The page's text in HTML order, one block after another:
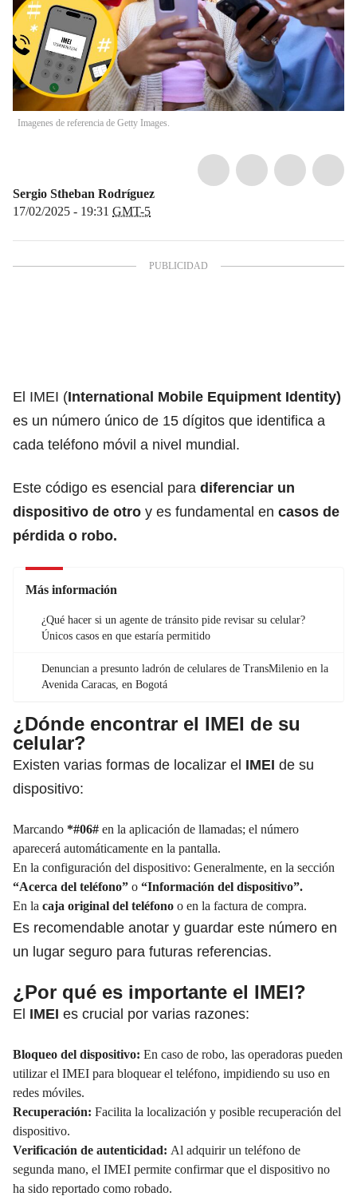
Imagenes de referencia de Getty Images.
Sergio Stheban Rodríguez
17/02/2025 - 19:31 GMT-5
El IMEI (International Mobile Equipment Identity)
es un número único de 15 dígitos que identifica a
cada teléfono móvil a nivel mundial.
Este código es esencial para diferenciar un
dispositivo de otro y es fundamental en casos de
pérdida o robo.
Más información
¿Qué hacer si un agente de tránsito pide revisar su celular?
Únicos casos en que estaría permitido
Denuncian a presunto ladrón de celulares de TransMilenio en la
Avenida Caracas, en Bogotá
¿Dónde encontrar el IMEI de su
celular?
Existen varias formas de localizar el IMEI de su
dispositivo:
Marcando *#06# en la aplicación de llamadas; el número
aparecerá automáticamente en la pantalla.
En la configuración del dispositivo: Generalmente, en la sección
“Acerca del teléfono” o “Información del dispositivo”.
En la caja original del teléfono o en la factura de compra.
Es recomendable anotar y guardar este número en
un lugar seguro para futuras referencias.
¿Por qué es importante el IMEI?
El IMEI es crucial por varias razones:
Bloqueo del dispositivo: En caso de robo, las operadoras pueden
utilizar el IMEI para bloquear el teléfono, impidiendo su uso en
redes móviles.
Recuperación: Facilita la localización y posible recuperación del
dispositivo.
Verificación de autenticidad: Al adquirir un teléfono de
segunda mano, el IMEI permite confirmar que el dispositivo no
ha sido reportado como robado.